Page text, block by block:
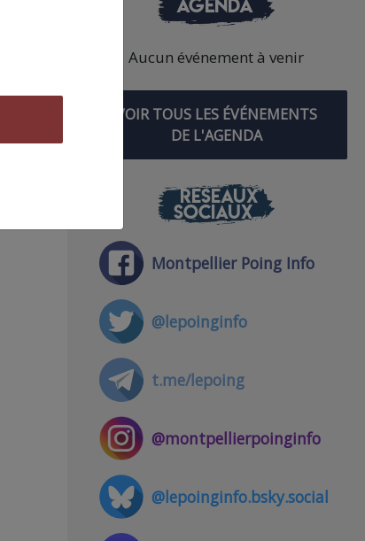
Aucun événement à venir
VOIR TOUS LES ÉVÉNEMENTS
DE L'AGENDA
RÉSEAUX
SOCIAUX
Montpellier Poing Info
@lepoinginfo
t.me/lepoing
@montpellierpoinginfo
@lepoinginfo.bsky.social